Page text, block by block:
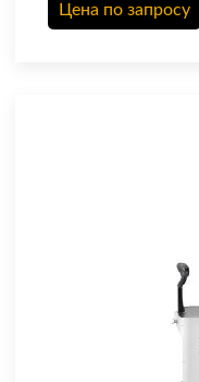
Цена по запросу